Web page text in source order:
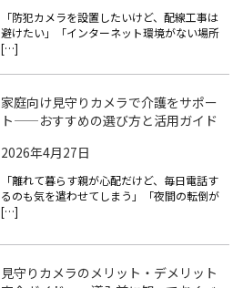
「防犯カメラを設置したいけど、配線工事は
避けたい」「インターネット環境がない場所
[…]
家庭向け見守りカメラで介護をサポー
ト——おすすめの選び方と活用ガイド
2026年4月27日
「離れて暮らす親が心配だけど、毎日電話す
るのも気を遣わせてしまう」「夜間の転倒が
[…]
見守りカメラのメリット・デメリット